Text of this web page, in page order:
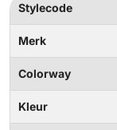
Stylecode
Merk
Colorway
Kleur